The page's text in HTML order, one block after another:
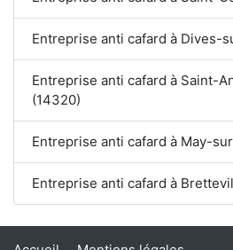
Entreprise anti cafard à Dives-
Entreprise anti cafard à Saint-
(14320)
Entreprise anti cafard à May-
Entreprise anti cafard à